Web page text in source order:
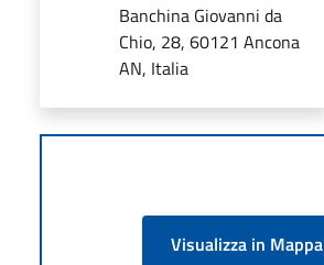
Banchina Giovanni da
Chio, 28, 60121 Ancona
AN, Italia
Visualizza in Mappa